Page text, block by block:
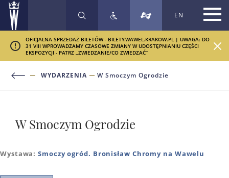
SZUKAJ EN
OFICJALNA SPRZEDAŻ BILETÓW - BILETY.WAWEL.KRAKOW.PL | UWAGA: DO
31 VIII WPROWADZAMY CZASOWE ZMIANY W UDOSTĘPNIANIU CZĘŚCI
EKSPOZYCJI - PATRZ „ZWIEDZANIE/CO ZWIEDZAĆ”
WYDARZENIA W Smoczym Ogrodzie
W Smoczym Ogrodzie
Wystawa:Smoczy ogród. Bronisław Chromy na Wawelu